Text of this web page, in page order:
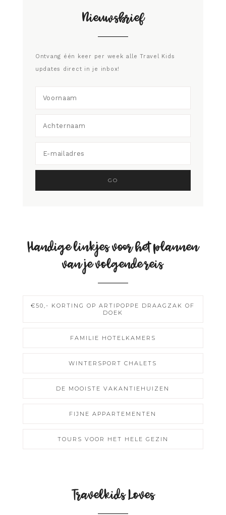
Nieuwsbrief
Ontvang één keer per week alle Travel Kids
updates direct in je inbox!
Handige linkjes voor het plannen
van je volgende reis
€50,- KORTING OP ARTIPOPPE DRAAGZAK OF
DOEK
FAMILIE HOTELKAMERS
WINTERSPORT CHALETS
DE MOOISTE VAKANTIEHUIZEN
FIJNE APPARTEMENTEN
TOURS VOOR HET HELE GEZIN
Travelkids Loves